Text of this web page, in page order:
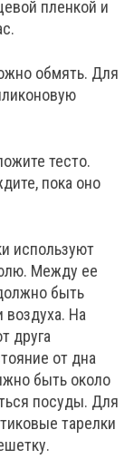
пленкой и
обмять. Для
тесто.
пока оно
используют
Между ее
быть
воздуха. На
друга
от дна
быть около
посуды. Для
тарелки